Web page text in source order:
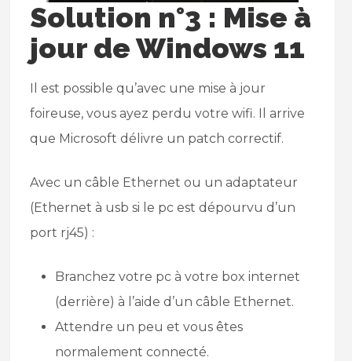
Solution n°3 : Mise à
jour de Windows 11
Il est possible qu’avec une mise à jour
foireuse, vous ayez perdu votre wifi. Il arrive
que Microsoft délivre un patch correctif.
Avec un câble Ethernet ou un adaptateur
(Ethernet à usb si le pc est dépourvu d’un
port rj45) :
Branchez votre pc à votre box internet
(derrière) à l’aide d’un câble Ethernet.
Attendre un peu et vous êtes
normalement connecté.